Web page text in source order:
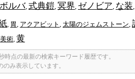
ルバ, 式典鎧 冥界 ゼノビア な装
胃 アクアビット 太陽のジェムストーン
美術 黄
時点の最新の検索キーワード履歴です。
み表示しています。